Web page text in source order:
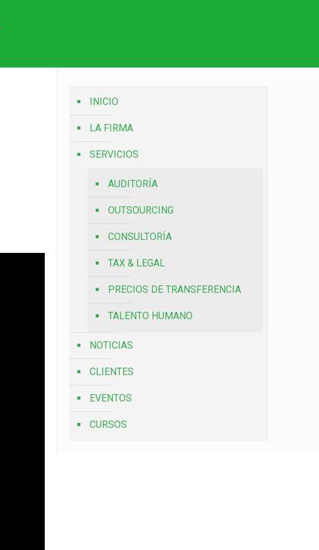
INICIO
LA FIRMA
SERVICIOS
AUDITORÍA
OUTSOURCING
CONSULTORÍA
TAX & LEGAL
PRECIOS DE TRANSFERENCIA
TALENTO HUMANO
NOTICIAS
CLIENTES
EVENTOS
CURSOS